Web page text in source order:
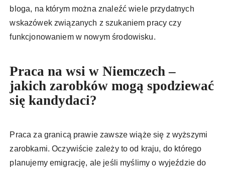
bloga, na którym można znaleźć wiele przydatnych
wskazówek związanych z szukaniem pracy czy
funkcjonowaniem w nowym środowisku.
Praca na wsi w Niemczech –
jakich zarobków mogą spodziewać
się kandydaci?
Praca za granicą prawie zawsze wiąże się z wyższymi
zarobkami. Oczywiście zależy to od kraju, do którego
planujemy emigrację, ale jeśli myślimy o wyjeździe do